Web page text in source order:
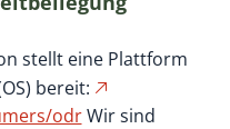
stellt eine Plattform
bereit:
odrWir sind